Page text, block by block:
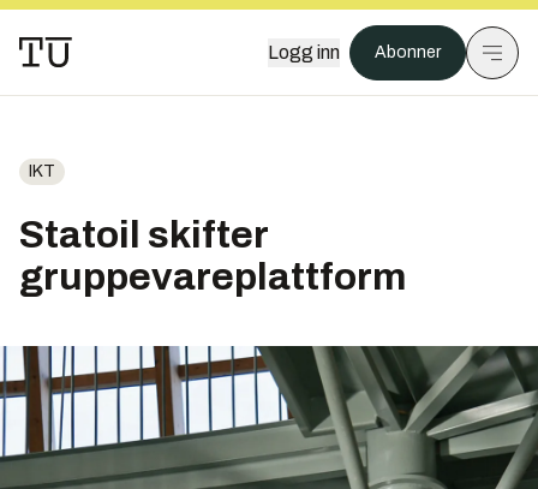
Logg inn Abonner
IKT
Statoil skifter
gruppevareplattform